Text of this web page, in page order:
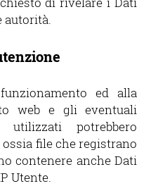
autorità.
ed alla
web e gli eventuali
potrebbero
file che registrano
contenere anche Dati
Utente.